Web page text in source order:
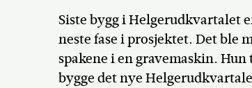
Siste bygg i Helgerudkvartalet
neste fase i prosjektet. Det ble
spakene i en gravemaskin.
bygge det nye